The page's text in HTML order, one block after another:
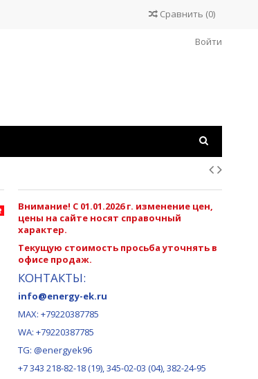
Сравнить (0)
Войти
Внимание! С 01.01.2026 г. изменение цен,
цены на сайте носят справочный
характер.
Текущую стоимость просьба уточнять в
офисе продаж.
КОНТАКТЫ:
info@energy-ek.ru
MAX: +79220387785
WA: +79220387785
TG: @energyek96
+7 343 218-82-18 (19), 345-02-03 (04), 382-24-95